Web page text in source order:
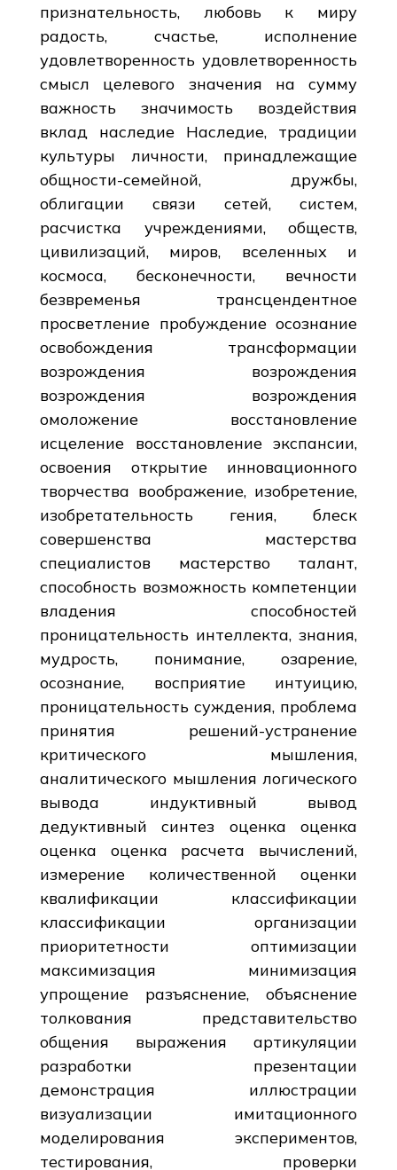
признательность, любовь к миру
радость, счастье, исполнение
удовлетворенность удовлетворенность
смысл целевого значения на сумму
важность значимость воздействия
вклад наследие Наследие, традиции
культуры личности, принадлежащие
общности-семейной, дружбы,
облигации связи сетей, систем,
расчистка учреждениями, обществ,
цивилизаций, миров, вселенных и
космоса, бесконечности, вечности
безвременья трансцендентное
просветление пробуждение осознание
освобождения трансформации
возрождения возрождения
возрождения возрождения
омоложение восстановление
исцеление восстановление экспансии,
освоения открытие инновационного
творчества воображение, изобретение,
изобретательность гения, блеск
совершенства мастерства
специалистов мастерство талант,
способность возможность компетенции
владения способностей
проницательность интеллекта, знания,
мудрость, понимание, озарение,
осознание, восприятие интуицию,
проницательность суждения, проблема
принятия решений-устранение
критического мышления,
аналитического мышления логического
вывода индуктивный вывод
дедуктивный синтез оценка оценка
оценка оценка расчета вычислений,
измерение количественной оценки
квалификации классификации
классификации организации
приоритетности оптимизации
максимизация минимизация
упрощение разъяснение, объяснение
толкования представительство
общения выражения артикуляции
разработки презентации
демонстрация иллюстрации
визуализации имитационного
моделирования экспериментов,
тестирования, проверки